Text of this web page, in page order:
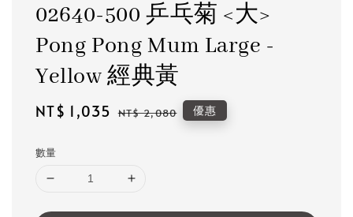
02640-500 乒乓菊 <大>
Pong Pong Mum Large -
Yellow 經典黃
Sale
NT$ 1,035 Regular
NT$ 2,080 優惠
數量